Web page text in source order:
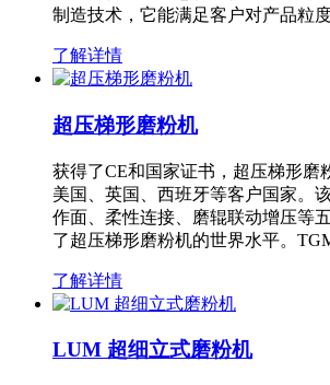
制造技术，它能满足客户对产品粒
了解详情
超压梯形磨粉机
获得了CE和国家证书，超压梯形磨
美国、英国、西班牙等客户国家。
作面、柔性连接、磨辊联动增压等
了超压梯形磨粉机的世界水平。
了解详情
LUM 超细立式磨粉机